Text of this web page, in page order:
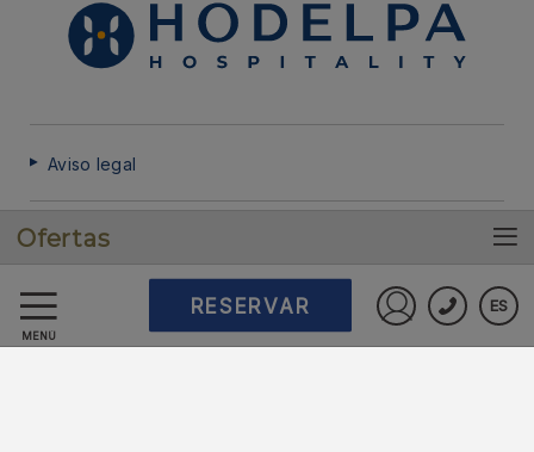
MENÚ
ES
RESERVAR
Ofertas
Aviso legal
Política de cookies
Preguntas frecuentes